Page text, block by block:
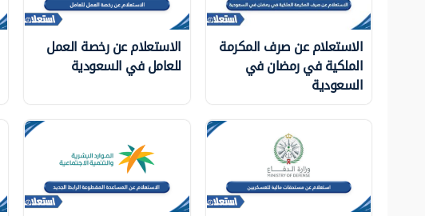
الاستعلام عن صرف المكرمة
الملكية في رمضان في
السعودية
الاستعلام عن رخصة العمل
للعامل في السعودية